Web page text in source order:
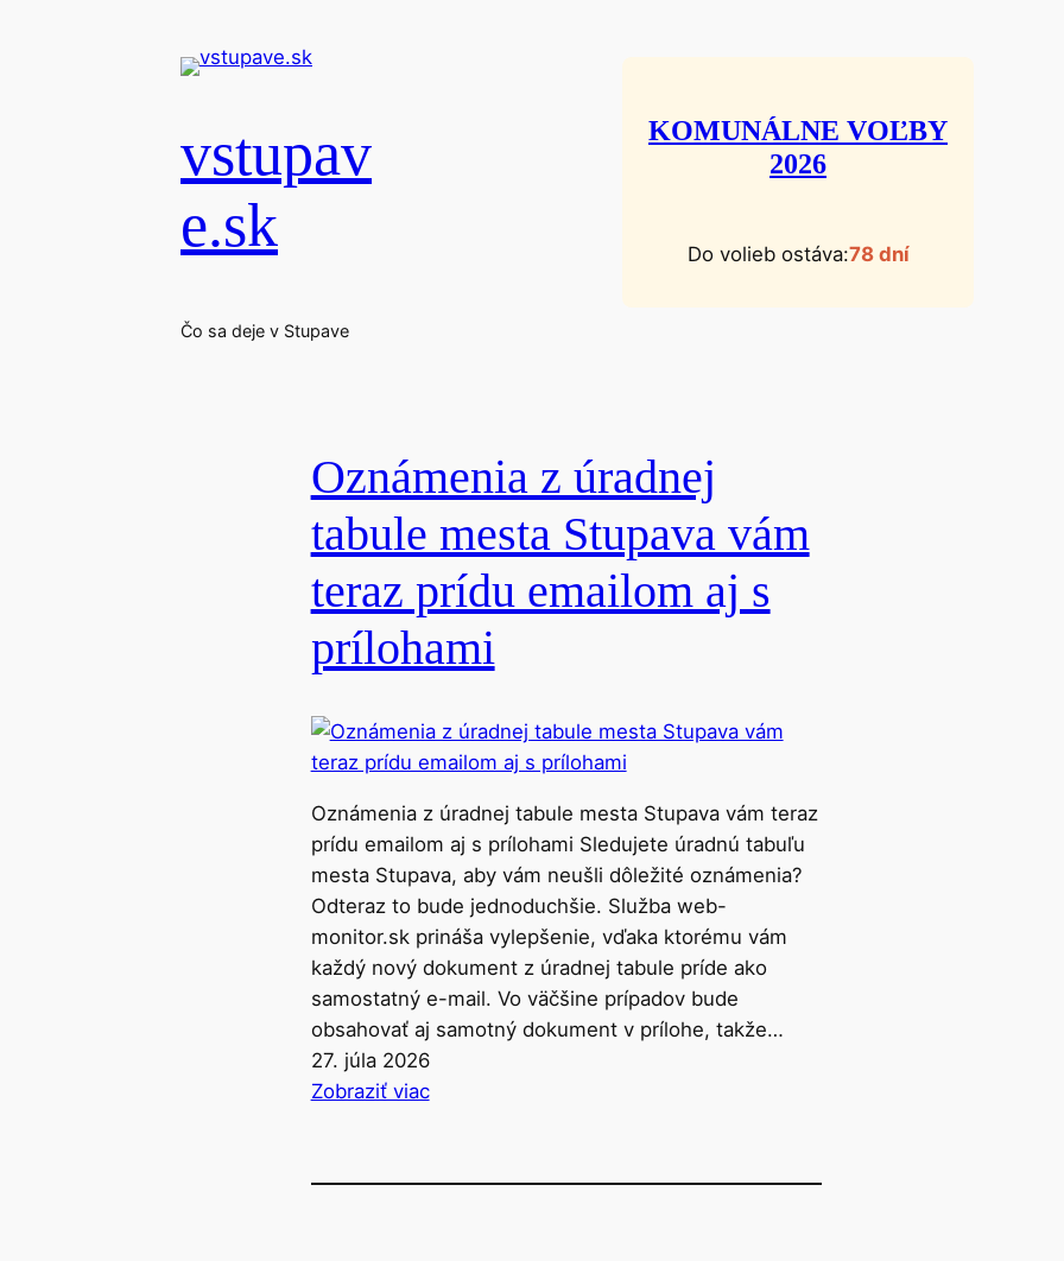
vstupav
e.sk
Čo sa deje v Stupave
KOMUNÁLNE VOĽBY
2026
Do volieb ostáva:78 dní
Oznámenia z úradnej
tabule mesta Stupava vám
teraz prídu emailom aj s
prílohami
Oznámenia z úradnej tabule mesta Stupava vám teraz
prídu emailom aj s prílohami Sledujete úradnú tabuľu
mesta Stupava, aby vám neušli dôležité oznámenia?
Odteraz to bude jednoduchšie. Služba web-
monitor.sk prináša vylepšenie, vďaka ktorému vám
každý nový dokument z úradnej tabule príde ako
samostatný e-mail. Vo väčšine prípadov bude
obsahovať aj samotný dokument v prílohe, takže…
27. júla 2026
Zobraziť viac:
n